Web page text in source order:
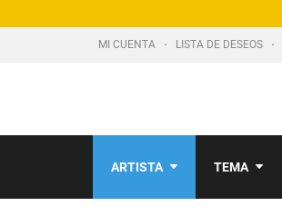
MI CUENTA LISTA DE DESEOS
ARTISTA TEMA